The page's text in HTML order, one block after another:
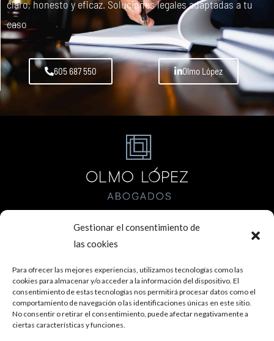
Gestionar el consentimiento de
las cookies
Para ofrecer las mejores experiencias, utilizamos tecnologías como las
cookies para almacenar y/o acceder a la información del dispositivo. El
consentimiento de estas tecnologías nos permitirá procesar datos como el
comportamiento de navegación o las identificaciones únicas en este sitio.
No consentir o retirar el consentimiento, puede afectar negativamente a
ciertas características y funciones.
claro, honesto y eficaz. Soluciones legales adaptadas a tu
caso
605 687 550 Olmo López
Calle Bartolomé de Medina, 1. Planta 3, Mód. D-2, 41004 Sevilla
o.lopez@olmolopezabogados.com
LA FIRMA MATERIAS BLOG
CONTACTO
PRIVACIDAD